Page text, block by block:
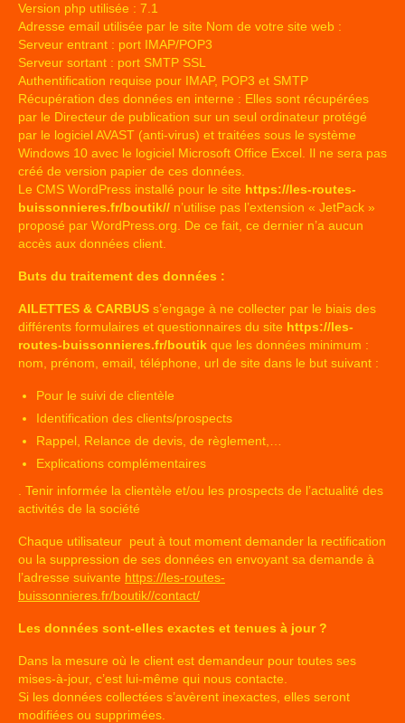
Version php utilisée : 7.1
Adresse email utilisée par le site Nom de votre site web :
Serveur entrant : port IMAP/POP3
Serveur sortant : port SMTP SSL
Authentification requise pour IMAP, POP3 et SMTP
Récupération des données en interne : Elles sont récupérées
par le Directeur de publication sur un seul ordinateur protégé
par le logiciel AVAST (anti-virus) et traitées sous le système
Windows 10 avec le logiciel Microsoft Office Excel. Il ne sera pas
créé de version papier de ces données.
Le CMS WordPress installé pour le site https://les-routes-
buissonnieres.fr/boutik// n’utilise pas l’extension « JetPack »
proposé par WordPress.org. De ce fait, ce dernier n’a aucun
accès aux données client.
Buts du traitement des données :
AILETTES & CARBUS s’engage à ne collecter par le biais des
différents formulaires et questionnaires du site https://les-
routes-buissonnieres.fr/boutik que les données minimum :
nom, prénom, email, téléphone, url de site dans le but suivant :
Pour le suivi de clientèle
Identification des clients/prospects
Rappel, Relance de devis, de règlement,…
Explications complémentaires
. Tenir informée la clientèle et/ou les prospects de l’actualité des
activités de la société
Chaque utilisateur peut à tout moment demander la rectification
ou la suppression de ses données en envoyant sa demande à
l’adresse suivante https://les-routes-
buissonnieres.fr/boutik//contact/
Les données sont-elles exactes et tenues à jour ?
Dans la mesure où le client est demandeur pour toutes ses
mises-à-jour, c’est lui-même qui nous contacte.
Si les données collectées s’avèrent inexactes, elles seront
modifiées ou supprimées.